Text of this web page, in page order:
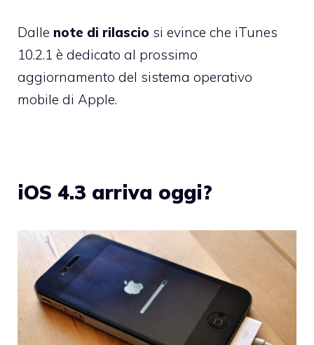
Dalle note di rilascio si evince che iTunes
10.2.1 è dedicato al prossimo
aggiornamento del sistema operativo
mobile di Apple.
iOS 4.3 arriva oggi?